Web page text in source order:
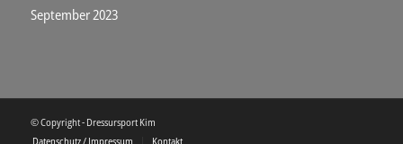
September 2023
© Copyright - Dressursport Kim
Datenschutz / Impressum
Kontakt